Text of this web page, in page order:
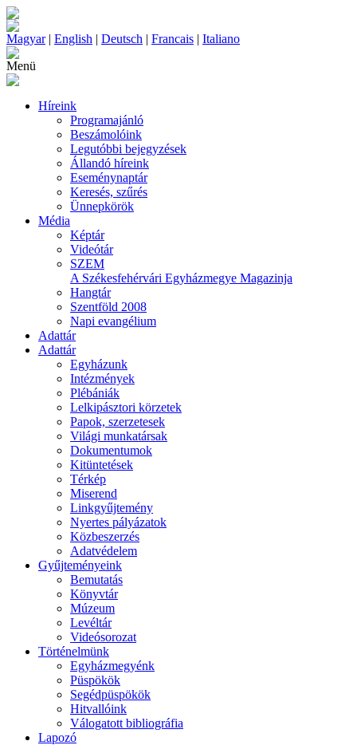
Magyar| English | Deutsch | Francais | Italiano
Menü
Híreink
Programajánló
Beszámolóink
Legutóbbi bejegyzések
Állandó híreink
Eseménynaptár
Keresés, szűrés
Ünnepkörök
Média
Képtár
Videótár
SZEM
A Székesfehérvári Egyházmegye Magazinja
Hangtár
Szentföld 2008
Napi evangélium
Adattár
Adattár
Egyházunk
Intézmények
Plébániák
Lelkipásztori körzetek
Papok, szerzetesek
Világi munkatársak
Dokumentumok
Kitüntetések
Térkép
Miserend
Linkgyűjtemény
Nyertes pályázatok
Közbeszerzés
Adatvédelem
Gyűjteményeink
Bemutatás
Könyvtár
Múzeum
Levéltár
Videósorozat
Történelmünk
Egyházmegyénk
Püspökök
Segédpüspökök
Hitvallóink
Válogatott bibliográfia
Lapozó